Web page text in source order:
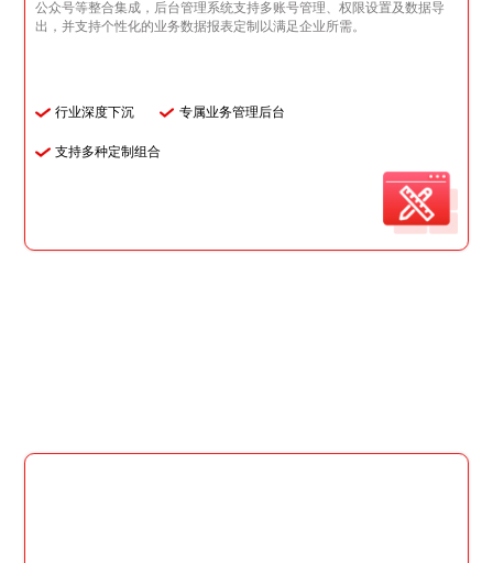
公众号等整合集成，后台管理系统支持多账号管理、权限设置及数据导
出，并支持个性化的业务数据报表定制以满足企业所需。
行业深度下沉 专属业务管理后台
支持多种定制组合